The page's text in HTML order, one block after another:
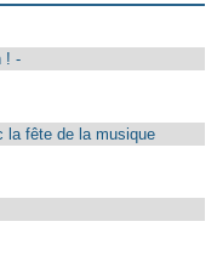
! -
la fête de la musique